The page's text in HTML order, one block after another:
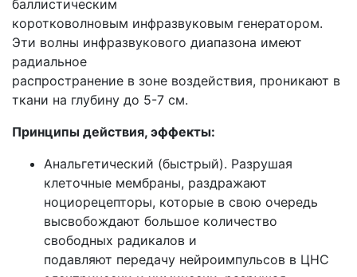
баллистическим
коротковолновым инфразвуковым генератором.
Эти волны инфразвукового диапазона имеют
радиальное
распространение в зоне воздействия, проникают в
ткани на глубину до 5-7 см.
Принципы действия, эффекты:
Анальгетический (быстрый). Разрушая
клеточные мембраны, раздражают
ноциорецепторы, которые в свою очередь
высвобождают большое количество
свободных радикалов и
подавляют передачу нейроимпульсов в ЦНС